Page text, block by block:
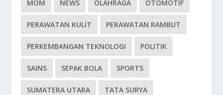
MOM NEWS OLAHRAGA OTOMOTIF
PERAWATAN KULIT PERAWATAN RAMBUT
PERKEMBANGAN TEKNOLOGI POLITIK
SAINS SEPAK BOLA SPORTS
SUMATERA UTARA TATA SURYA